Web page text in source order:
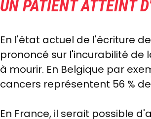
UN PATIENT ATTEINT
En l'état actuel de l'écriture
prononcé sur l'incurabilité
à mourir. En Belgique par
cancers représentent 56 %
En France, il serait possible